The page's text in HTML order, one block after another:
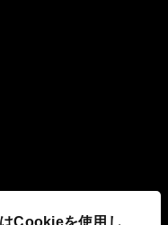
Cookieを使用し